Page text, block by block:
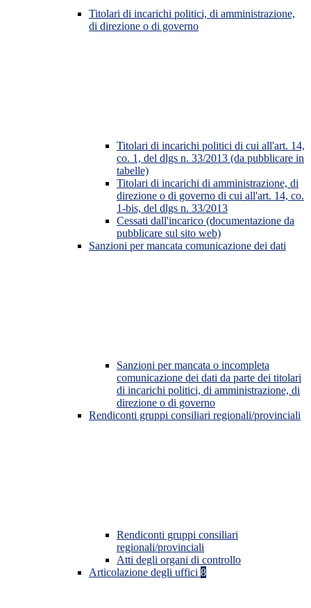
Titolari di incarichi politici, di amministrazione,
di direzione o di governo
Titolari di incarichi politici di cui all'art. 14,
co. 1, del dlgs n. 33/2013 (da pubblicare in
tabelle)
Titolari di incarichi di amministrazione, di
direzione o di governo di cui all'art. 14, co.
1-bis, del dlgs n. 33/2013
Cessati dall'incarico (documentazione da
pubblicare sul sito web)
Sanzioni per mancata comunicazione dei dati
Sanzioni per mancata o incompleta
comunicazione dei dati da parte dei titolari
di incarichi politici, di amministrazione, di
direzione o di governo
Rendiconti gruppi consiliari regionali/provinciali
Rendiconti gruppi consiliari
regionali/provinciali
Atti degli organi di controllo
Articolazione degli uffici 8